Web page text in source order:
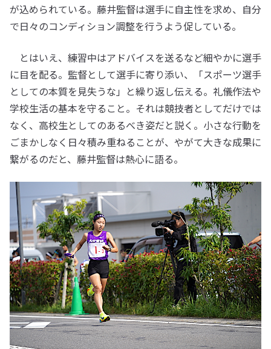
が込められている。藤井監督は選手に自主性を求め、自分
で日々のコンディション調整を行うよう促している。
とはいえ、練習中はアドバイスを送るなど細やかに選手
に目を配る。監督として選手に寄り添い、「スポーツ選手
としての本質を見失うな」と繰り返し伝える。礼儀作法や
学校生活の基本を守ること。それは競技者としてだけでは
なく、高校生としてのあるべき姿だと説く。小さな行動を
ごまかしなく日々積み重ねることが、やがて大きな成果に
繋がるのだと、藤井監督は熱心に語る。